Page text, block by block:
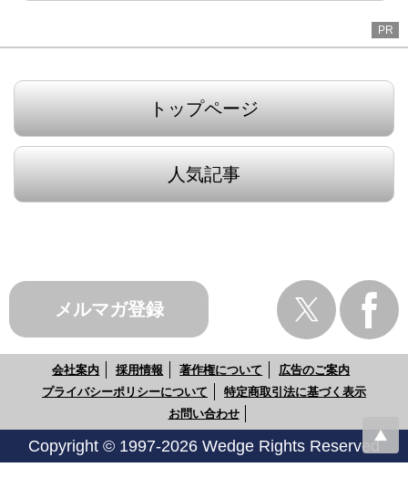
PR
トップページ
人気記事
メルマガ登録
会社案内 採用情報 著作権について
広告のご案内
プライバシーポリシーについて
特定商取引法に基づく表示
お問い合わせ
Copyright © 1997-2026 Wedge Rights Reserved